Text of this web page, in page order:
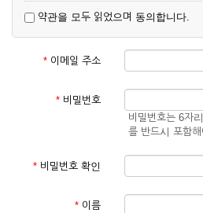
업상 중요 하거나 합리적인 사유가 발
통하여 변경할 수 있습니다.
② 회원은 변경된 약관에 동의하지 않
단하고 이용계약을 해지할 수 있습니
것으로 간주됩니다.
제3조 (약관의 외 준칙)
관계법령의 규정에 따릅니다.
약관을 모두 읽었으며 동의합니다.
* 이메일 주소
* 비밀번호
비밀번호는 6자
를 반드시 포함
* 비밀번호 확인
* 이름